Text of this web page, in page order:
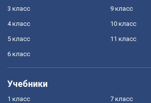
3 класс
4 класс
5 класс
6 класс
9 класс
10 класс
11 класс
Учебники
1 класс 7 класс